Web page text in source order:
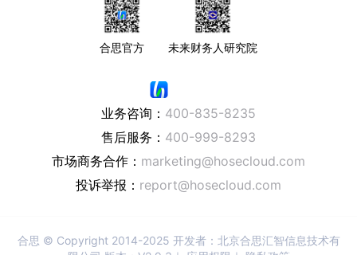
合思官方 未来财务人研究院
业务咨询： 400-835-8235
售后服务： 400-999-8293
市场商务合作： marketing@hosecloud.com
投诉举报： report@hosecloud.com
合思 © Copyright 2014-2025 开发者：北京合思汇智信息技术有